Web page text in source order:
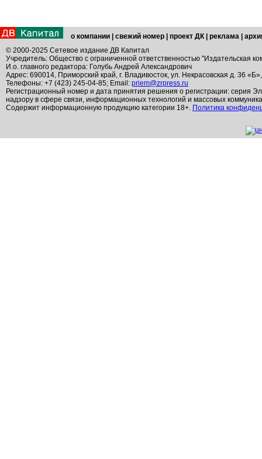
о компании свежий номер проект ДК реклама
© 2000-2025 Сетевое издание ДВ Капитал
Учредитель: Общество с ограниченной ответственностью "Издательская
И.о. главного редактора: Голубь Андрей Александрович
Адрес: 690014, Приморский край, г. Владивосток, ул. Некрасовская д. 36
Телефоны: +7 (423) 245-04-85; Email: priem@zrpress.ru
Регистрационный номер и дата принятия решения о регистрации: серия
надзору в сфере связи, информационных технологий и массовых
Содержит информационную продукцию категории 18+. Политика